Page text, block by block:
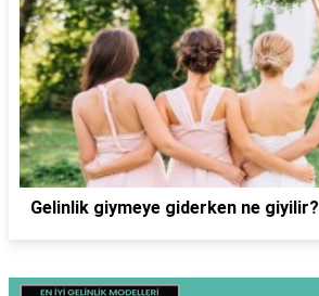
Gelinlik giymeye giderken ne giyilir?